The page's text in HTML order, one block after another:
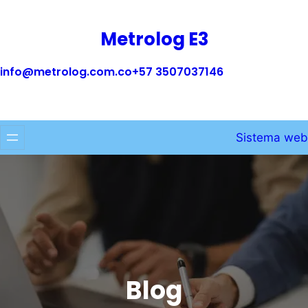
Metrolog E3
info@metrolog.com.co+57 3507037146
Sistema web
Blog